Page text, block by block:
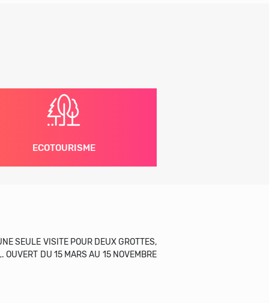
ECOTOURISME
SEULE VISITE POUR DEUX GROTTES,
OUVERT DU 15 MARS AU 15 NOVEMBRE